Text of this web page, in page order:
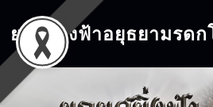
เนื้อหา
ยอยศยิ่งฟ้าอยุธยามรดก